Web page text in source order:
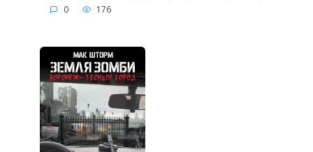
0 176